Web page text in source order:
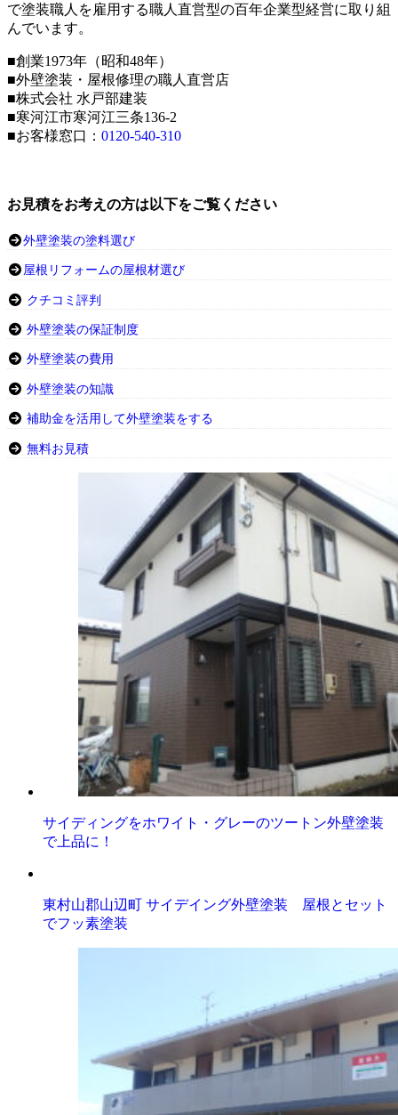
で塗装職人を雇用する職人直営型の百年企業型経営に取り組
んでいます。
■創業1973年（昭和48年）
■外壁塗装・屋根修理の職人直営店
■株式会社 水戸部建装
■寒河江市寒河江三条136-2
■お客様窓口： 0120-540-310
お見積をお考えの方は以下をご覧ください
外壁塗装の塗料選び
屋根リフォームの屋根材選び
クチコミ評判
外壁塗装の保証制度
外壁塗装の費用
外壁塗装の知識
補助金を活用して外壁塗装をする
無料お見積
サイディングをホワイト・グレーのツートン外壁塗装
で上品に！
東村山郡山辺町 サイデイング外壁塗装 屋根とセット
でフッ素塗装